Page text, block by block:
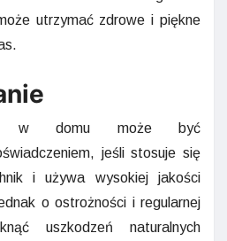
utrzymać zdrowe i piękne
w domu może być
jeśli stosuje się
i używa wysokiej jakości
o ostrożności i regularnej
uszkodzeń naturalnych